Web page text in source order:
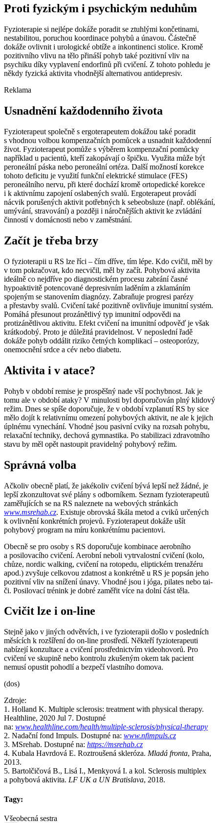
Proti fyzickým i psychickým neduhům
Fyzioterapie si nejlépe dokáže poradit se ztuhlými končetinami,
nestabilitou, poruchou koordinace pohybů a únavou. Částečně
dokáže ovlivnit i urologické obtíže a inkontinenci stolice. Kromě
pozitivního vlivu na tělo přináší pohyb také pozitivní vliv na
psychiku díky vyplavení endorfinů při cvičení. Z tohoto pohledu je
někdy fyzická aktivita vhodnější alternativou antidepresiv.
Reklama
Usnadnění každodenního života
Fyzioterapeut společně s ergoterapeutem dokážou také poradit
s vhodnou volbou kompenzačních pomůcek a usnadnit každodenní
život. Fyzioterapeut pomůže s výběrem kompenzační pomůcky
například u pacientů, kteří zakopávají o špičku. Využita může být
peroneální páska nebo peroneální ortéza. Další možností korekce
tohoto deficitu je využití funkční elektrické stimulace (FES)
peroneálního nervu, při které dochází kromě ortopedické korekce
i k aktivnímu zapojení oslabených svalů. Ergoterapeut provádí
nácvik porušených aktivit potřebných k sebeobsluze (např. oblékání,
umývání, stravování) a později i náročnějších aktivit ke zvládání
činností v domácnosti nebo v zaměstnání.
Začít je třeba brzy
O fyzioterapii u RS lze říci –⁠ čím dříve, tím lépe. Kdo cvičil, měl by
v tom pokračovat, kdo necvičil, měl by začít. Pohybová aktivita
ideálně co nejdříve po diagnostickém procesu zabrání časné
hypoaktivitě potencované depresivním laděním a zklamáním
spojeným se stanovením diagnózy. Zabraňuje progresi parézy
a přestavby svalů. Cvičení také pozitivně ovlivňuje imunitní systém.
Pomáhá přesunout prozánětlivý typ imunitní odpovědi na
protizánětlivou aktivitu. Efekt cvičení na imunitní odpověď je však
krátkodobý. Proto je důležitá pravidelnost. V neposlední řadě
dokáže pohyb oddálit riziko četných komplikací –⁠ osteoporózy,
onemocnění srdce a cév nebo diabetu.
Aktivita i v atace?
Pohyb v období remise je prospěšný nade vší pochybnost. Jak je
tomu ale v období ataky? V minulosti byl doporučován plný klidový
režim. Dnes se spíše doporučuje, že v období vzplanutí RS by sice
mělo dojít k relativnímu omezení pohybových aktivit, ne ale k jejich
úplnému vynechání. Vhodné jsou pasivní cviky na rozsah pohybu,
relaxační techniky, dechová gymnastika. Po stabilizaci zdravotního
stavu by měl opět nastoupit pravidelný pohybový režim.
Správná volba
Ačkoliv obecně platí, že jakékoliv cvičení bývá lepší než žádné, je
lepší zkonzultovat své plány s odborníkem. Seznam fyzioterapeutů
zaměřujících se na RS naleznete na webových stránkách
www.msrehab.cz. Existuje obrovská škála metod a cviků určených
k ovlivnění konkrétních projevů. Fyzioterapeut dokáže ušít
pohybový program na míru konkrétnímu pacientovi.
Obecně se pro osoby s RS doporučuje kombinace aerobního
a posilovacího cvičení. Aerobní neboli vytrvalostní cvičení (kolo,
chůze, nordic walking, cvičení na rotopedu, eliptickém trenažéru
apod.) zvyšuje celkovou zdatnost a konkrétně u RS je popsán jeho
pozitivní vliv na snížení únavy. Vhodné jsou i jóga, pilates nebo tai-
či. Posilovací trénink je dobré zaměřit více na dolní část těla.
Cvičit lze i on-line
Stejně jako v jiných odvětvích, i ve fyzioterapii došlo v posledních
měsících k rozšíření do on-line prostředí. Někteří fyzioterapeuti
nabízejí konzultace a cvičení prostřednictvím videohovorů. Pro
cvičení ve skupině nebo kontrolu zkušeným okem tak pacient
nemusí opustit pohodlí a bezpečí vlastního domova.
(dos)
Zdroje:
1. Holland K. Multiple sclerosis: treatment with physical therapy.
Healthline, 2020 Jul 7. Dostupné
na: www.healthline.com/health/multiple-sclerosis/physical-therapy
2. Nadační fond Impuls. Dostupné na: www.nfimpuls.cz
3. MSrehab. Dostupné na: https://msrehab.cz
4. Kubala Havrdová E. Roztroušená skleróza. Mladá fronta, Praha,
2013.
5. Bartolčičová B., Lisá I., Menkyová I. a kol. Sclerosis multiplex
a pohybová aktivita. LF UK a UN Bratislava, 2018.
Tagy:
Všeobecná sestra